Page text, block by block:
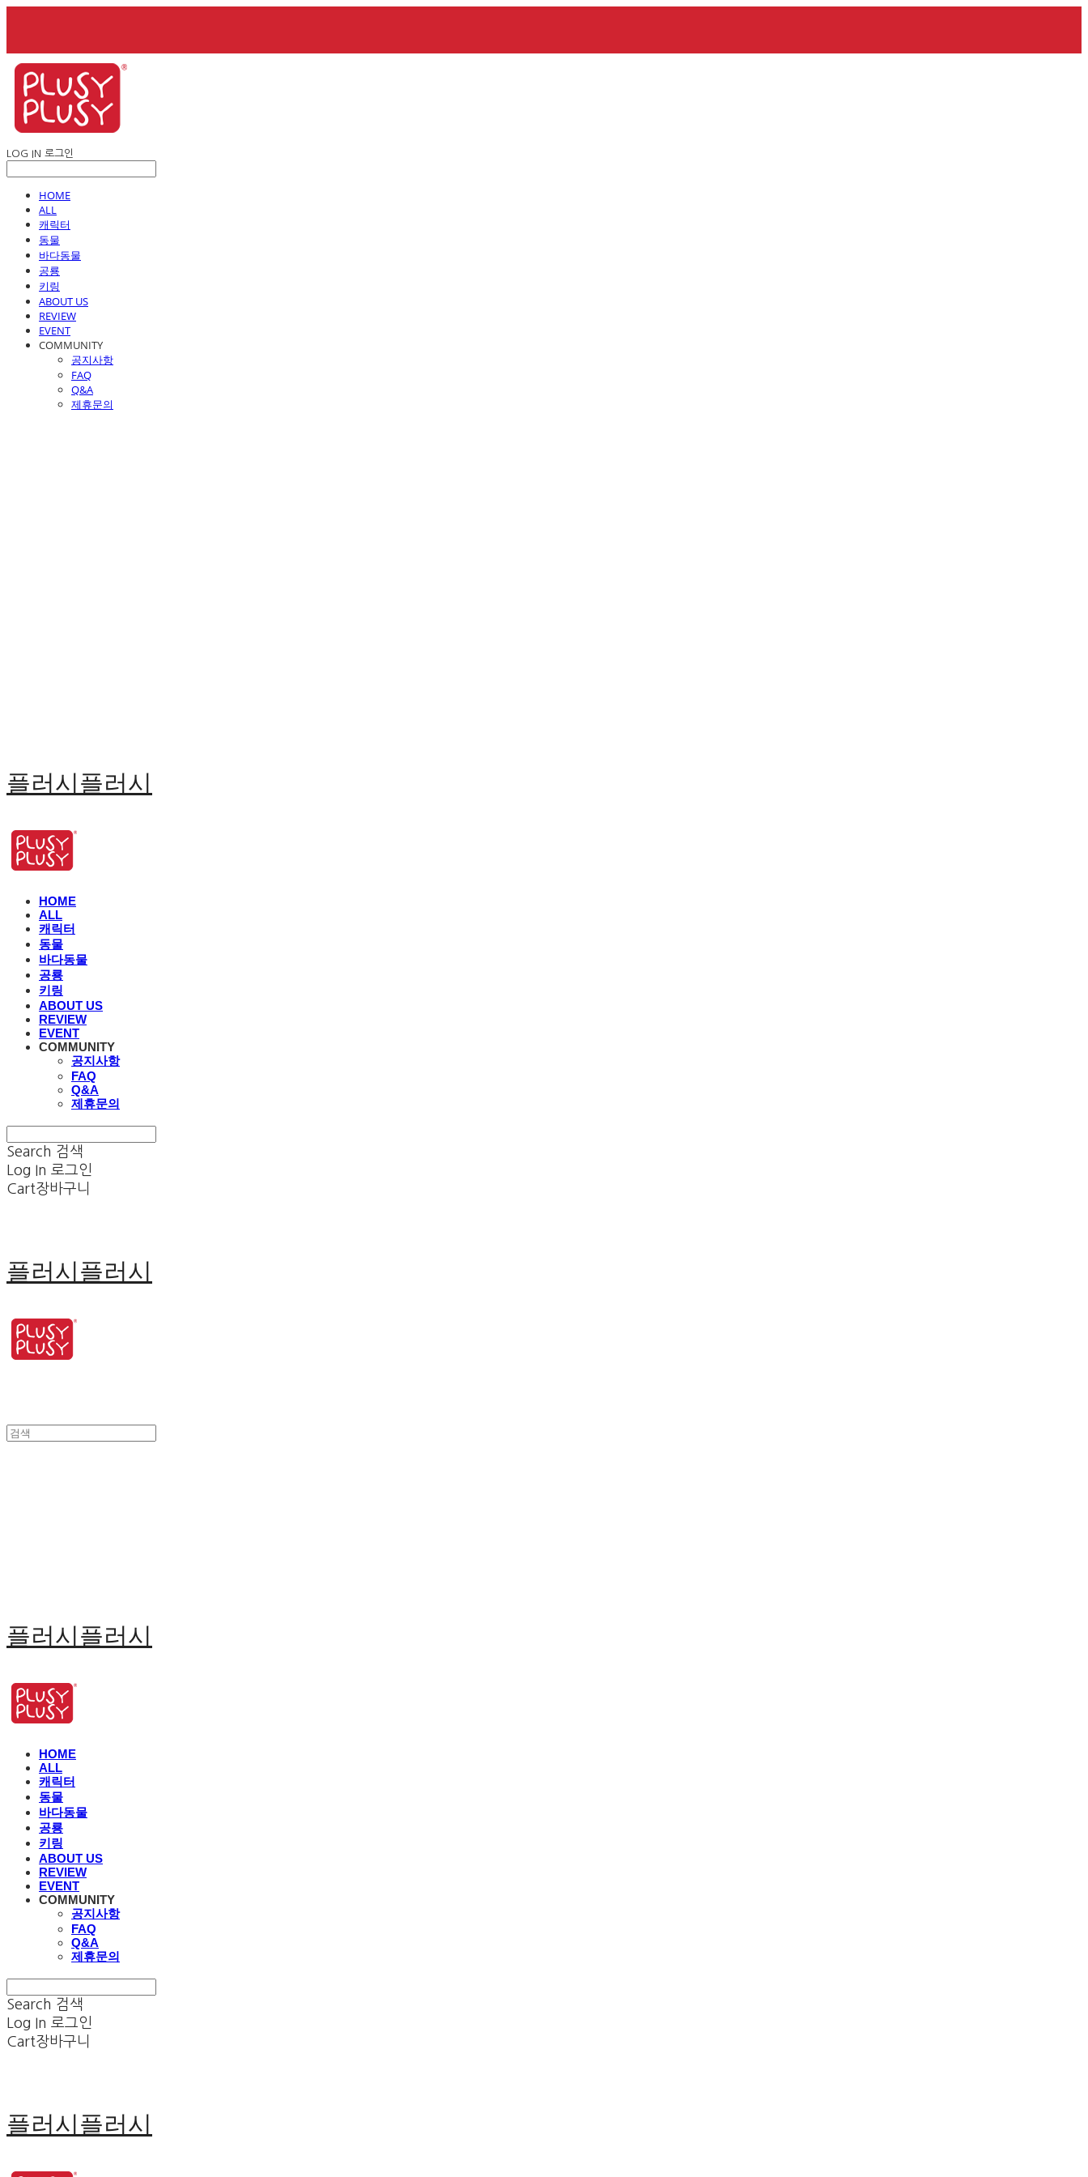
LOG IN 로그인
HOME
ALL
캐릭터
동물
바다동물
공룡
키링
ABOUT US
REVIEW
EVENT
COMMUNITY
공지사항
FAQ
Q&A
제휴문의
플러시플러시
HOME
ALL
캐릭터
동물
바다동물
공룡
키링
ABOUT US
REVIEW
EVENT
COMMUNITY
공지사항
FAQ
Q&A
제휴문의
Search 검색
Log In 로그인
Cart장바구니
플러시플러시
플러시플러시
HOME
ALL
캐릭터
동물
바다동물
공룡
키링
ABOUT US
REVIEW
EVENT
COMMUNITY
공지사항
FAQ
Q&A
제휴문의
Search 검색
Log In 로그인
Cart장바구니
플러시플러시